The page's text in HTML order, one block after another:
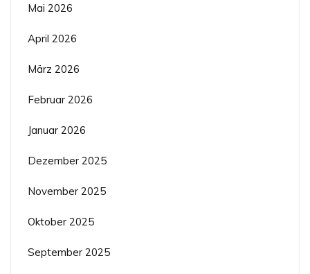
Mai 2026
April 2026
März 2026
Februar 2026
Januar 2026
Dezember 2025
November 2025
Oktober 2025
September 2025